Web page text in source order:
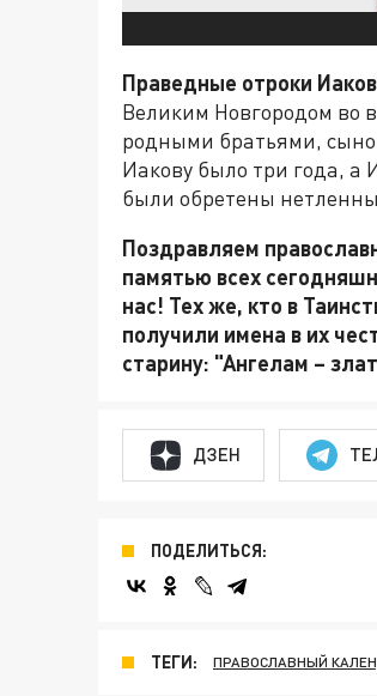
Праведные отроки
Великим Новгородом во
родными братьями,
Иакову было три года, а
были обретены
Поздравляем
памятью всех
нас! Тех же, кто в
получили имена в их
старину: "Ангелам –
ДЗЕН
ПОДЕЛИТЬСЯ:
ТЕГИ: ПРАВОСЛАВНЫЙ